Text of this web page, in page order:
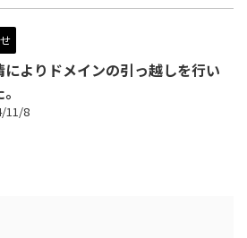
によりドメインの引っ越しを行い
11/8